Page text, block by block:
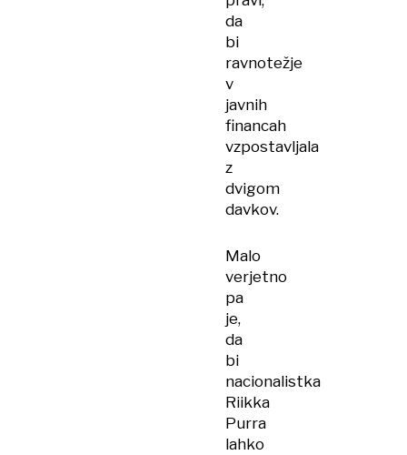
da
bi
ravnotežje
v
javnih
financah
vzpostavljala
z
dvigom
davkov.
Malo
verjetno
pa
je,
da
bi
nacionalistka
Riikka
Purra
lahko